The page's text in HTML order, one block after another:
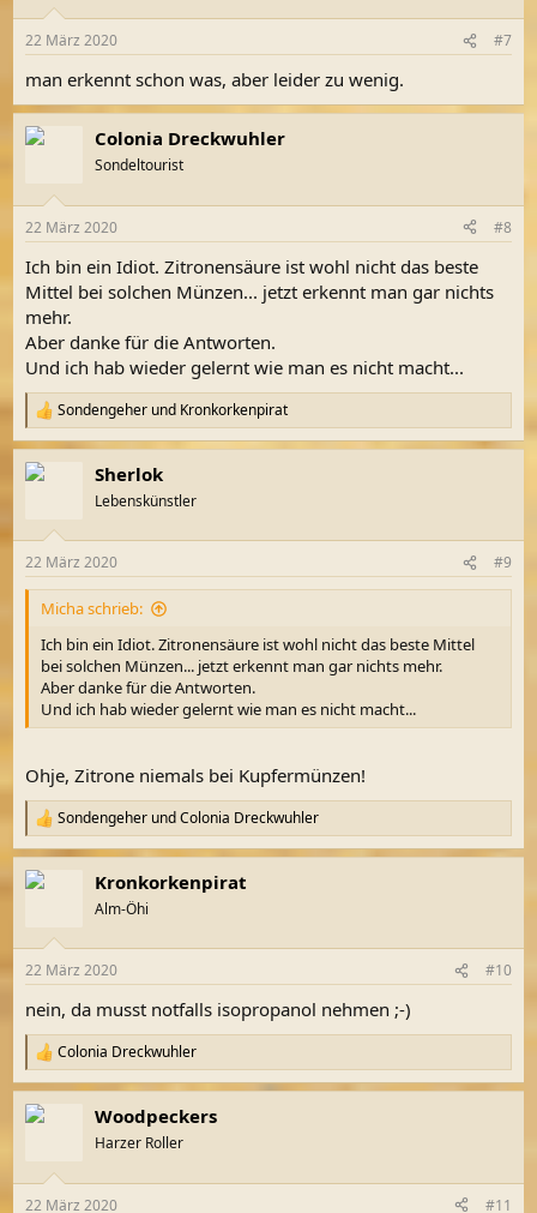
e
:
22 März 2020 #7
man erkennt schon was, aber leider zu wenig.
Colonia Dreckwuhler
Sondeltourist
22 März 2020 #8
Ich bin ein Idiot. Zitronensäure ist wohl nicht das beste
Mittel bei solchen Münzen... jetzt erkennt man gar nichts
mehr.
Aber danke für die Antworten.
Und ich hab wieder gelernt wie man es nicht macht...
R
e
a
k
e
n
Sondengeher und Kronkorkenpirat
Sherlok
Lebenskünstler
22 März 2020 #9
Micha schrieb:
Ich bin ein Idiot. Zitronensäure ist wohl nicht das beste Mittel
bei solchen Münzen... jetzt erkennt man gar nichts mehr.
Aber danke für die Antworten.
Und ich hab wieder gelernt wie man es nicht macht...
Ohje, Zitrone niemals bei Kupfermünzen!
R
e
a
k
e
:
Sondengeher undColonia Dreckwuhler
Kronkorkenpirat
Alm-Öhi
22 März 2020 #10
nein, da musst notfalls isopropanol nehmen ;-)
R
e
a
k
Colonia Dreckwuhler
Woodpeckers
Harzer Roller
22 März 2020 #11